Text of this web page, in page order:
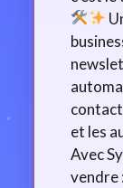
et les
Avec
vendre